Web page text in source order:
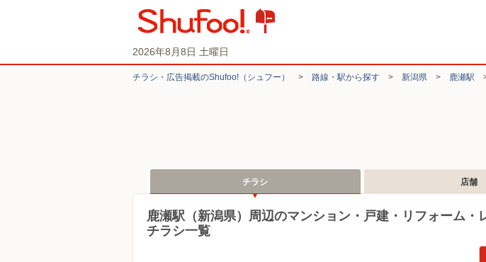
2026年8月8日 土曜日
チラシ・​広告掲載の​Shufoo!​（シュフー） > 路線・駅から探す > 新潟県 > 鹿瀬駅
チラシ 店舗
鹿瀬駅（新潟県）周辺のマンション・戸建・リフォーム・
チラシ一覧